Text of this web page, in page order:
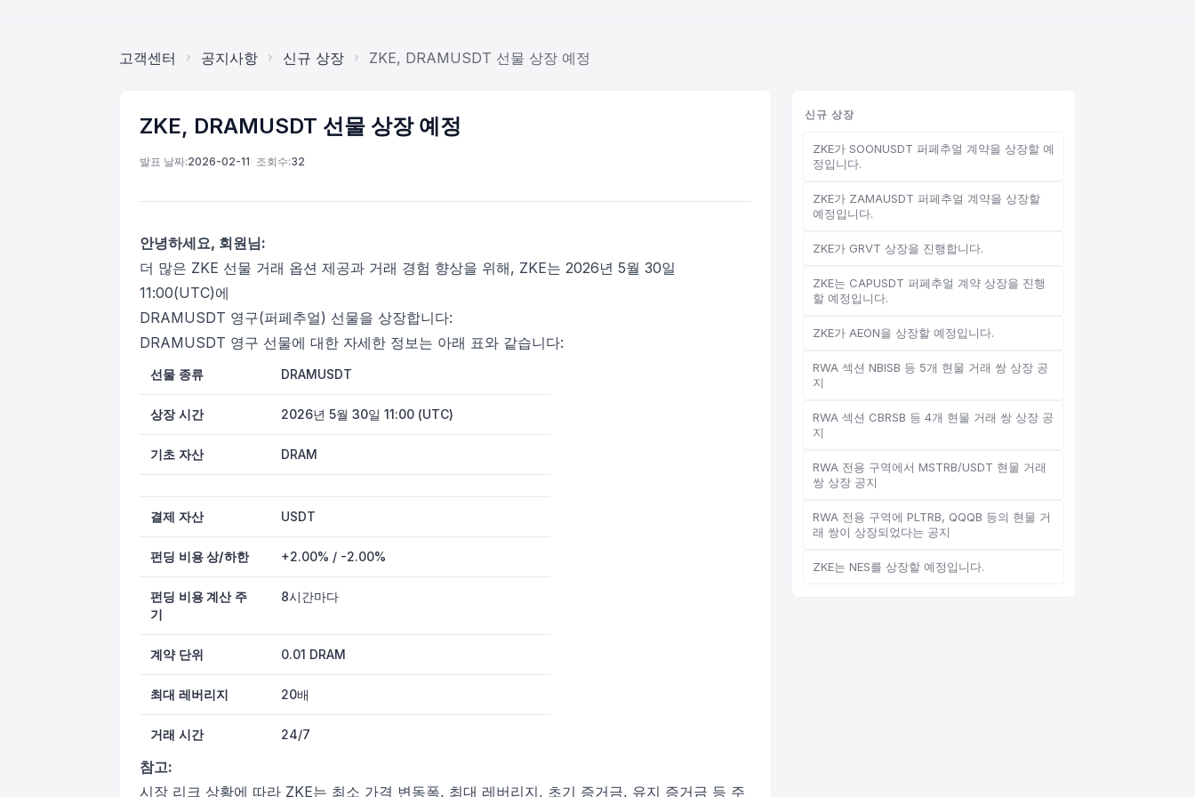
고객센터 공지사항 신규 상장 ZKE, DRAMUSDT 선물 상장 예정
ZKE, DRAMUSDT 선물 상장 예정
발표 날짜:2026-02-11 조회수:32
안녕하세요, 회원님:
더 많은 ZKE 선물 거래 옵션 제공과 거래 경험 향상을 위해, ZKE는 2026년 5월 30일
11:00(UTC)에
DRAMUSDT 영구(퍼페추얼) 선물을 상장합니다:
DRAMUSDT 영구 선물에 대한 자세한 정보는 아래 표와 같습니다:
선물 종류 DRAMUSDT
상장 시간 2026년 5월 30일 11:00 (UTC)
기초 자산 DRAM
결제 자산 USDT
펀딩 비용 상/하한 +2.00% / -2.00%
펀딩 비용 계산 주
기
8시간마다
계약 단위 0.01 DRAM
최대 레버리지 20배
거래 시간 24/7
참고:
시장 리크 상황에 따라 ZKE는 최소 가격 변동폭, 최대 레버리지, 초기 증거금, 유지 증거금 등 주
신규 상장
ZKE가 SOONUSDT 퍼페추얼 계약을 상장할 예
정입니다.
ZKE가 ZAMAUSDT 퍼페추얼 계약을 상장할
예정입니다.
ZKE가 GRVT 상장을 진행합니다.
ZKE는 CAPUSDT 퍼페추얼 계약 상장을 진행
할 예정입니다.
ZKE가 AEON을 상장할 예정입니다.
RWA 섹션 NBISB 등 5개 현물 거래 쌍 상장 공
지
RWA 섹션 CBRSB 등 4개 현물 거래 쌍 상장 공
지
RWA 전용 구역에서 MSTRB/USDT 현물 거래
쌍 상장 공지
RWA 전용 구역에 PLTRB, QQQB 등의 현물 거
래 쌍이 상장되었다는 공지
ZKE는 NES를 상장할 예정입니다.